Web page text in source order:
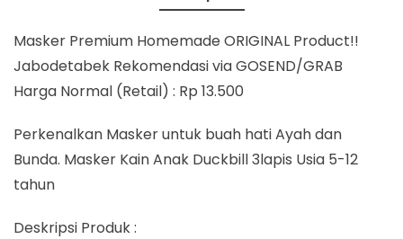
Masker Premium Homemade ORIGINAL Product!!
Jabodetabek Rekomendasi via GOSEND/GRAB
Harga Normal (Retail) : Rp 13.500
Perkenalkan Masker untuk buah hati Ayah dan
Bunda. Masker Kain Anak Duckbill 3lapis Usia 5-12
tahun
Deskripsi Produk :